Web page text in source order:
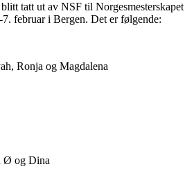
tatt ut av NSF til Norgesmesterskapet
februar i Bergen. Det er følgende:
Ronja og Magdalena
Ø og Dina